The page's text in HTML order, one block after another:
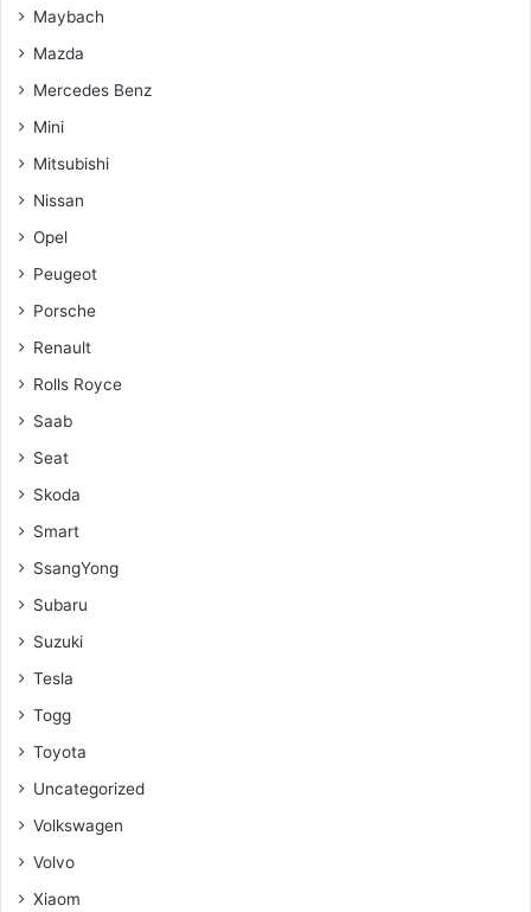
Maybach
Mazda
Mercedes Benz
Mini
Mitsubishi
Nissan
Opel
Peugeot
Porsche
Renault
Rolls Royce
Saab
Seat
Skoda
Smart
SsangYong
Subaru
Suzuki
Tesla
Togg
Toyota
Uncategorized
Volkswagen
Volvo
Xiaom